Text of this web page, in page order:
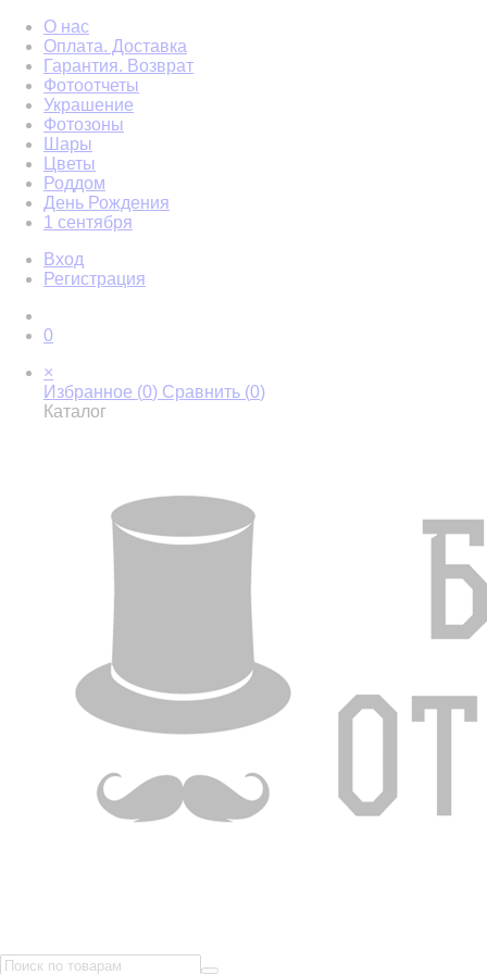
О нас
Оплата. Доставка
Гарантия. Возврат
Фотоотчеты
Украшение
Фотозоны
Шары
Цветы
Роддом
День Рождения
1 сентября
Вход
Регистрация
0
×
Избранное (0) Сравнить (0)
Каталог